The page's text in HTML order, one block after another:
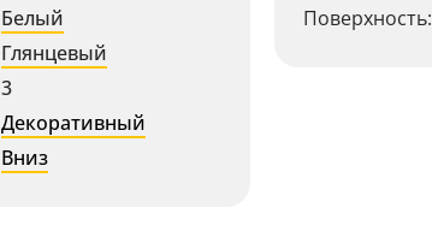
Белый
Глянцевый
3
Декоративный
Вниз
Поверхность: